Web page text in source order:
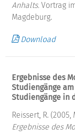
Anhalts. Vortrag
Magdeburg.
Download
Ergebnisse des
Studiengänge
Studiengänge in
Reissert, R. (2005,
Ergebnisse des